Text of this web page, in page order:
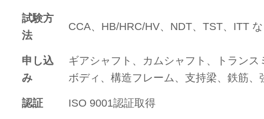
試験方
法
CCA、HB/HRC/HV、NDT、TST、ITT
申し込
み
ギアシャフト、カムシャフト、トラン
ボディ、構造フレーム、支持梁、鉄筋
認証 ISO 9001認証取得